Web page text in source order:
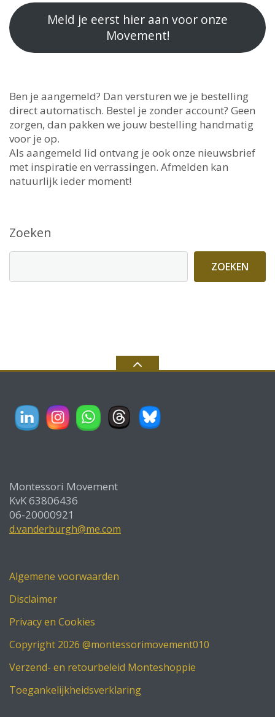
Meld je eerst hier aan voor onze
Movement!
Ben je aangemeld? Dan versturen we je bestelling
direct automatisch. Bestel je zonder account? Geen
zorgen, dan pakken we jouw bestelling handmatig
voor je op.
Als aangemeld lid ontvang je ook onze nieuwsbrief
met inspiratie en verrassingen. Afmelden kan
natuurlijk ieder moment!
Zoeken
ZOEKEN
Montessori Movement
KvK 63806436
06-20000921
d.vanderburgh@me.com
Algemene voorwaarden
Disclaimer
Privacy en Cookies
Copyright 2026 @montessorimovement010
Verzend- en retourbeleid Monteshoppie
Toegankelijkheidsverklaring